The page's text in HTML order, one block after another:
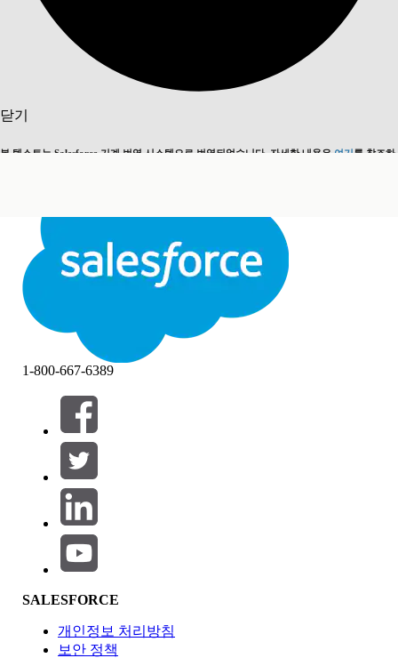
닫기
본 텍스트는 Salesforce 기계 번역 시스템으로 번역되었습니다. 자세한 내용은 여기를 참조하
닫기닫기
필터 (0)
필터 선택
제품 영역
기능 영향
1-800-667-6389
SALESFORCE
개인정보 처리방침
보안 정책